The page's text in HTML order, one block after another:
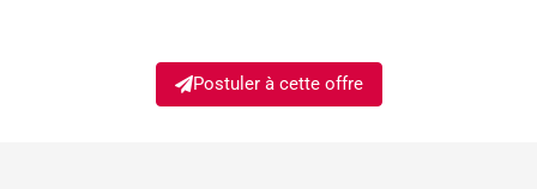
Postuler à cette offre